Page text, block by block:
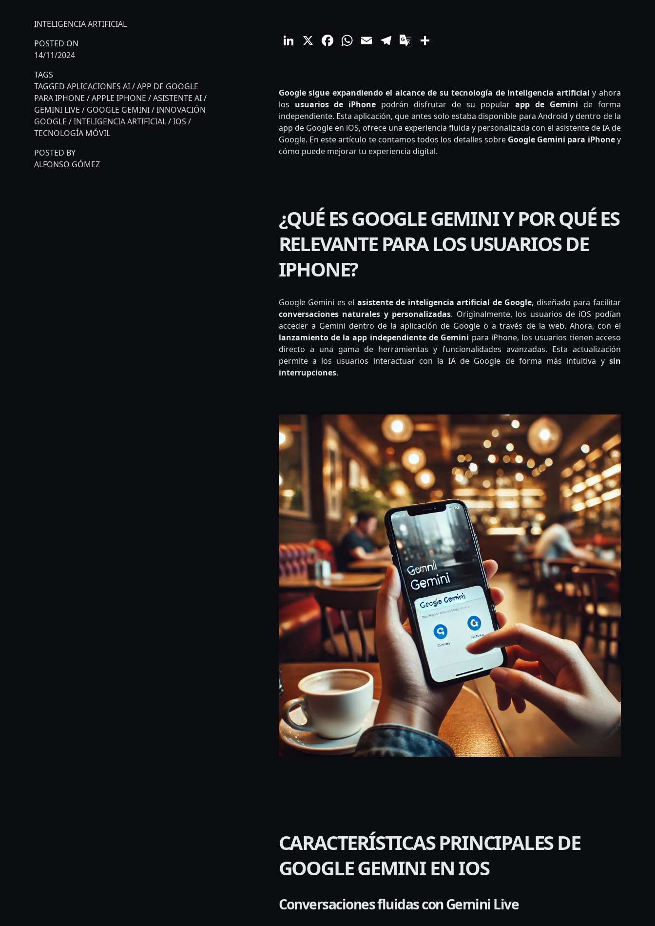
INTELIGENCIA ARTIFICIAL
POSTED ON
14/11/2024
TAGS
TAGGED APLICACIONES AI/APP DE GOOGLE
PARA IPHONE /APPLE IPHONE /ASISTENTE AI/
GEMINI LIVE / GOOGLE GEMINI/INNOVACIÓN
GOOGLE /INTELIGENCIA ARTIFICIAL/IOS /
TECNOLOGÍA MÓVIL
POSTED BY
ALFONSO GÓMEZ
LinkedIn
X Facebook
WhatsApp
EmailTelegram
Google
Google sigue expandiendo el alcance de su tecnología de inteligencia artificial y ahora
los usuarios de iPhone podrán disfrutar de su popularapp de Gemini de forma
independiente. Esta aplicación, que antes solo estaba disponible para Android y dentro de la
app de Google en iOS, ofrece una experiencia fluida y personalizada con el asistente de IA de
Google. En este artículo te contamos todos los detalles sobre Google Gemini para iPhoney
cómo puede mejorar tu experiencia digital.
¿QUÉ ES GOOGLE GEMINI Y POR QUÉ ES
RELEVANTE PARA LOS USUARIOS DE
IPHONE?
Google Gemini es el asistente de inteligencia artificial de Google, diseñado para facilitar
conversaciones naturales y personalizadas. Originalmente, los usuarios de iOS podían
acceder a Gemini dentro de la aplicación de Google o a través de la web. Ahora, con el
lanzamiento de la app independiente de Gemini para iPhone, los usuarios tienen acceso
directo a una gama de herramientas y funcionalidades avanzadas. Esta actualización
permite a los usuarios interactuar con la IA de Google de forma más intuitiva y sin
interrupciones.
CARACTERÍSTICAS PRINCIPALES DE
GOOGLE GEMINI EN IOS
Conversaciones fluidas con Gemini Live